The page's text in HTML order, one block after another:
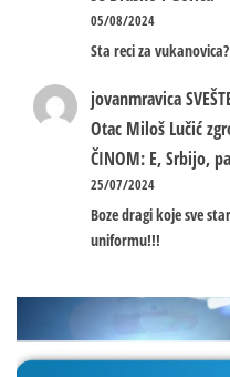
05/08/2024
Sta reci za
jovanmravica
Otac Miloš Lučić
ČINOM: E, Srbijo,
25/07/2024
Boze dragi koje sve
uniformu!!!